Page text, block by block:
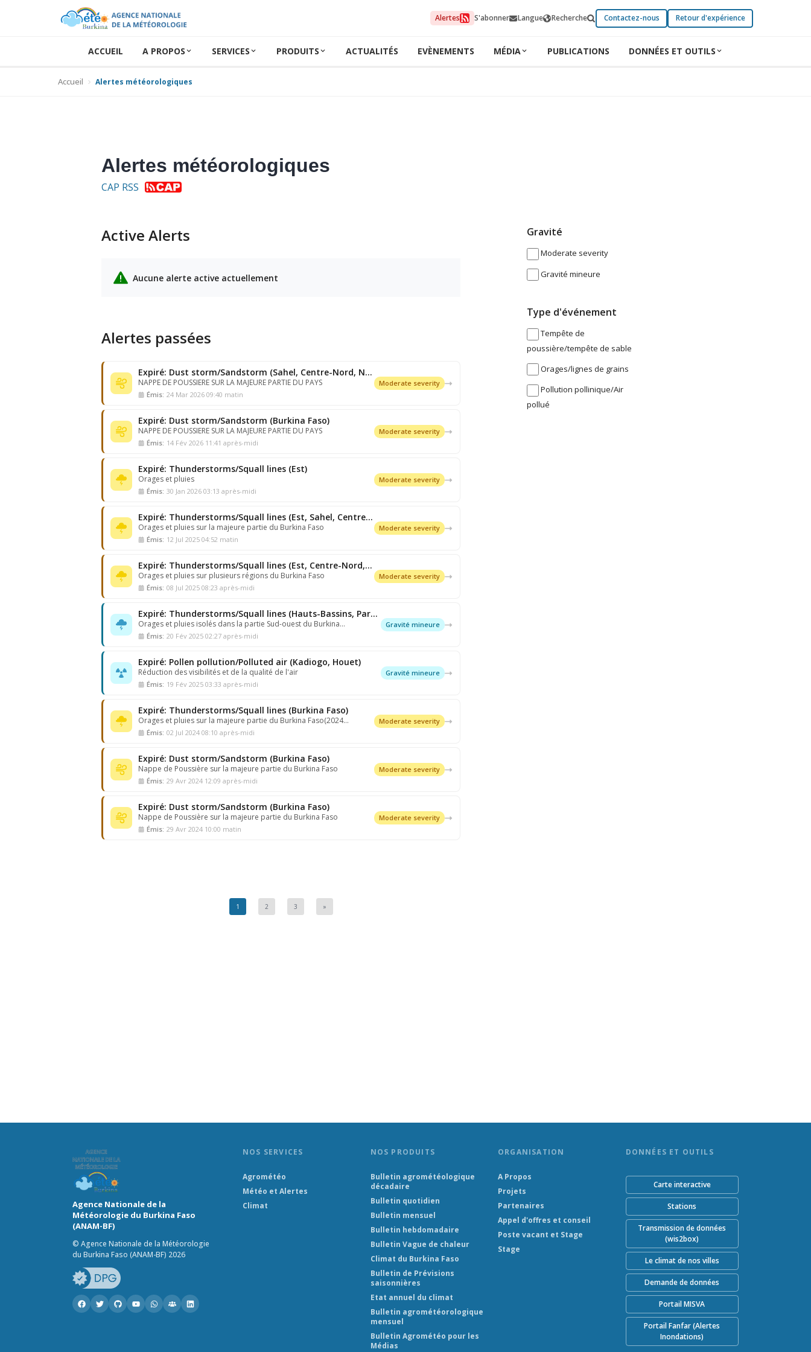
Alertes S'abonner Langue Recherche Contactez-nous Retour d'expérience
ACCUEIL A PROPOS SERVICES PRODUITS ACTUALITÉS EVÈNEMENTS MÉDIA PUBLICATIONS DONNÉES ET OUTILS
Accueil Alertes météorologiques
Alertes météorologiques
CAP RSS
Active Alerts
Aucune alerte active actuellement
Alertes passées
Expiré: Dust storm/Sandstorm (Sahel, Centre-Nord, Nord, Est, Centre…
NAPPE DE POUSSIERE SUR LA MAJEURE PARTIE DU PAYS
Émis: 24 Mar 2026 09:40 matin
Moderate severity
Expiré: Dust storm/Sandstorm (Burkina Faso)
NAPPE DE POUSSIERE SUR LA MAJEURE PARTIE DU PAYS
Émis: 14 Fév 2026 11:41 après-midi
Moderate severity
Expiré: Thunderstorms/Squall lines (Est)
Orages et pluies
Émis: 30 Jan 2026 03:13 après-midi
Moderate severity
Expiré: Thunderstorms/Squall lines (Est, Sahel, Centre-Nord, Centre…
Orages et pluies sur la majeure partie du Burkina Faso
Émis: 12 Jul 2025 04:52 matin
Moderate severity
Expiré: Thunderstorms/Squall lines (Est, Centre-Nord, Centre-Est, P…
Orages et pluies sur plusieurs régions du Burkina Faso
Émis: 08 Jul 2025 08:23 après-midi
Moderate severity
Expiré: Thunderstorms/Squall lines (Hauts-Bassins, Partie Sud de la…
Orages et pluies isolés dans la partie Sud-ouest du Burkina…
Émis: 20 Fév 2025 02:27 après-midi
Gravité mineure
Expiré: Pollen pollution/Polluted air (Kadiogo, Houet)
Réduction des visibilités et de la qualité de l'air
Émis: 19 Fév 2025 03:33 après-midi
Gravité mineure
Expiré: Thunderstorms/Squall lines (Burkina Faso)
Orages et pluies sur la majeure partie du Burkina Faso(2024…
Émis: 02 Jul 2024 08:10 après-midi
Moderate severity
Expiré: Dust storm/Sandstorm (Burkina Faso)
Nappe de Poussière sur la majeure partie du Burkina Faso
Émis: 29 Avr 2024 12:09 après-midi
Moderate severity
Expiré: Dust storm/Sandstorm (Burkina Faso)
Nappe de Poussière sur la majeure partie du Burkina Faso
Émis: 29 Avr 2024 10:00 matin
Moderate severity
1 2 3 »
Gravité
Moderate severity
Gravité mineure
Type d'événement
Tempête de
poussière/tempête de sable
Orages/lignes de grains
Pollution pollinique/Air
pollué
Agence Nationale de la
Météorologie du Burkina Faso
(ANAM-BF)
© Agence Nationale de la Météorologie
du Burkina Faso (ANAM-BF) 2026
NOS SERVICES
Agrométéo
Météo et Alertes
Climat
NOS PRODUITS
Bulletin agrométéologique
décadaire
Bulletin quotidien
Bulletin mensuel
Bulletin hebdomadaire
Bulletin Vague de chaleur
Climat du Burkina Faso
Bulletin de Prévisions
saisonnières
Etat annuel du climat
Bulletin agrométéorologique
mensuel
Bulletin Agrométéo pour les
Médias
ORGANISATION
A Propos
Projets
Partenaires
Appel d'offres et conseil
Poste vacant et Stage
Stage
DONNÉES ET OUTILS
Carte interactive
Stations
Transmission de données
(wis2box)
Le climat de nos villes
Demande de données
Portail MISVA
Portail Fanfar (Alertes
Inondations)